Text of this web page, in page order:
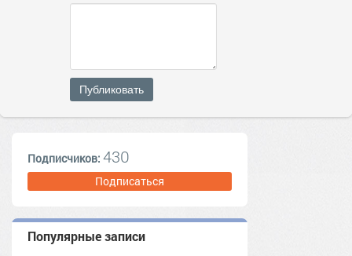
Публиковать
Подписчиков: 430
Подписаться
Популярные записи